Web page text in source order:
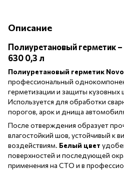
Описание
Полиуретановый герметик
630 0,3 л
Полиуретановый герметик
профессиональный
герметизации и защиты кузовных
Используется для обработки
порогов, арок и днища
После отверждения образует
влагостойкий шов, устойчивый к
воздействиям. Белый цвет
поверхностей и последующей
применения на СТО и в